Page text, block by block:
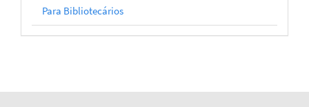
Para Bibliotecários